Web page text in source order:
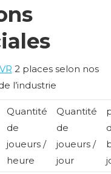
2 places selon nos
l’industrie
Quantité
de
joueurs /
heure
Quantité
de
joueurs /
jour